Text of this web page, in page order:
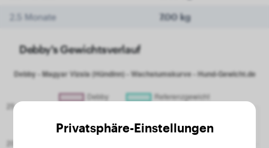
2.5 Monate 7.00 kg
Debby's Gewichtsverlauf
Privatsphäre-Einstellungen